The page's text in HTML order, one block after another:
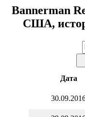
Bannerman
США,
Дата